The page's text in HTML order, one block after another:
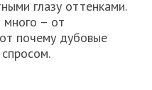
глазу оттенками.
много – от
почему дубовые